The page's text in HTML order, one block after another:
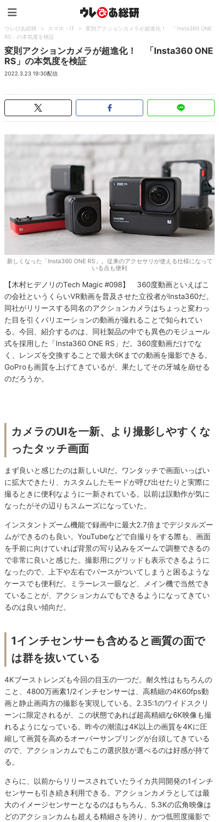
ウレぴあ総研 > スマホ・IT >
変則アクションカメラが超進化！ 「Insta360 ONE
RS」の本気度を検証
変則アクションカメラが超進化！ 「Insta360 ONE
RS」の本気度を検証
2022.3.23 19:30配信
新しくなった「Insta360 ONE RS」。従来のアクセサリが使える仕様になって
いる点も便利
【木村ヒデノリのTech Magic #098】 360度動画といえばこ
の会社というくらいVR動画を普及させた立役者がInsta360だ。
同社がリリースする同名のアクションカメラはちょっと変わっ
た目を引くバリエーションの動画が撮れることで知られてい
る。今回、紹介するのは、同社製品の中でも異色のモジュール
式を採用した「Insta360 ONE RS」だ。360度動画だけでな
く、レンズを交換することで最大6Kまでの動画を撮影できる。
GoProも画質を上げてきているが、果たしてその牙城を崩せる
のだろうか。
カメラのUIを一新、より撮影しやすくな
ったタッチ画面
まず良いと感じたのは新しいUIだ。ワンタッチで画面いっぱい
に拡大できたり、カスタムしたモードが呼び出せたりと実際に
撮るときに便利なように一新されている。以前は誤動作が気に
なったがその辺りもスムーズになっていた。
インスタントズーム機能で録画中に最大2.7倍までデジタルズー
ムができるのも良い。YouTubeなどで自撮りをする際も、画面
を手前に向けていれば背景の写り込みをズームで調整できるの
で非常に良いと感じた。撮影用にグリッドも表示できるように
なったので、上下や左右でパースがついてしまうと困るような
ケースでも便利だ。ミラーレス一眼など、メイン機で当然でき
ていることが、アクションカムでもできるようになってきてい
るのは良い傾向だ。
1インチセンサーも含めると画質の面で
は群を抜いている
4Kブーストレンズも今回の目玉の一つだ。耐久性はもちろんの
こと、4800万画素1/2インチセンサーは、高精細の4K60fps動
画と静止画両方の撮影を実現している。2.35:1のワイドスクリ
ーンに限定されるが、この状態であれば超高精細な6K映像も撮
れるようになっている。昨今の潮流は4K以上の画質を4Kに圧
縮して画質を高めるオーバーサンプリングが台頭してきている
ので、アクションカムでもこの選択肢が選べるのは好感が持て
る。
さらに、以前からリリースされていたライカ共同開発の1インチ
センサーも引き続き利用できる。アクションカメラとしては最
大のイメージセンサーとなるのはもちろん、5.3Kの広角映像は
どのアクションカムも超える精細さを誇り、かつ低照度撮影で